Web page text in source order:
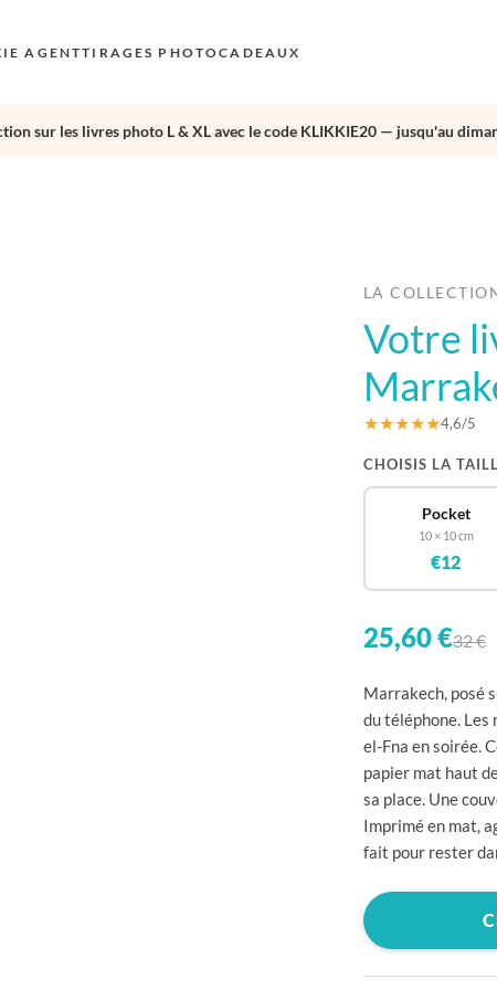
AGENTTIRAGES PHOTOCADEAUX
sur les livres photo L & XL avec le code KLIKKIE20 — jusqu'au
LA
Votre
★★★★★4,6/5
CHOISIS LA
Pocket
10 × 10 cm
€12
25,60 €32 €
Marrakech, posé
du téléphone. Les
el-Fna en soirée.
papier mat haut
sa place. Une
Imprimé en mat,
fait pour rester